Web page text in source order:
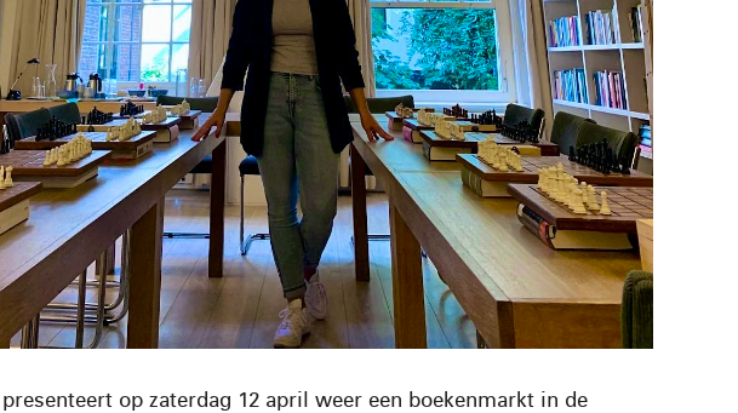
op zaterdag 12 april weer een boekenmarkt in de